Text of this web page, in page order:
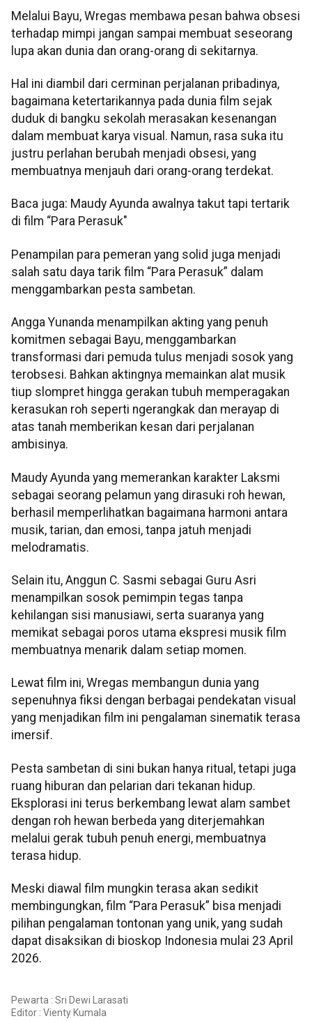
Melalui Bayu, Wregas membawa pesan bahwa obsesi
terhadap mimpi jangan sampai membuat seseorang
lupa akan dunia dan orang-orang di sekitarnya.
Hal ini diambil dari cerminan perjalanan pribadinya,
bagaimana ketertarikannya pada dunia film sejak
duduk di bangku sekolah merasakan kesenangan
dalam membuat karya visual. Namun, rasa suka itu
justru perlahan berubah menjadi obsesi, yang
membuatnya menjauh dari orang-orang terdekat.
Baca juga: Maudy Ayunda awalnya takut tapi tertarik
di film “Para Perasuk"
Penampilan para pemeran yang solid juga menjadi
salah satu daya tarik film “Para Perasuk” dalam
menggambarkan pesta sambetan.
Angga Yunanda menampilkan akting yang penuh
komitmen sebagai Bayu, menggambarkan
transformasi dari pemuda tulus menjadi sosok yang
terobsesi. Bahkan aktingnya memainkan alat musik
tiup slompret hingga gerakan tubuh memperagakan
kerasukan roh seperti ngerangkak dan merayap di
atas tanah memberikan kesan dari perjalanan
ambisinya.
Maudy Ayunda yang memerankan karakter Laksmi
sebagai seorang pelamun yang dirasuki roh hewan,
berhasil memperlihatkan bagaimana harmoni antara
musik, tarian, dan emosi, tanpa jatuh menjadi
melodramatis.
Selain itu, Anggun C. Sasmi sebagai Guru Asri
menampilkan sosok pemimpin tegas tanpa
kehilangan sisi manusiawi, serta suaranya yang
memikat sebagai poros utama ekspresi musik film
membuatnya menarik dalam setiap momen.
Lewat film ini, Wregas membangun dunia yang
sepenuhnya fiksi dengan berbagai pendekatan visual
yang menjadikan film ini pengalaman sinematik terasa
imersif.
Pesta sambetan di sini bukan hanya ritual, tetapi juga
ruang hiburan dan pelarian dari tekanan hidup.
Eksplorasi ini terus berkembang lewat alam sambet
dengan roh hewan berbeda yang diterjemahkan
melalui gerak tubuh penuh energi, membuatnya
terasa hidup.
Meski diawal film mungkin terasa akan sedikit
membingungkan, film “Para Perasuk” bisa menjadi
pilihan pengalaman tontonan yang unik, yang sudah
dapat disaksikan di bioskop Indonesia mulai 23 April
2026.
Pewarta : Sri Dewi Larasati
Editor : Vienty Kumala